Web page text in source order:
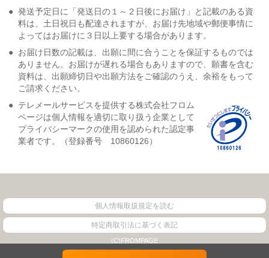
● 発送予定日に「発送日の１～２日後にお届け」と記載のある資
料は、土日祝日も配達されますが、お届け先地域や郵便事情に
よってはお届けに３日以上要する場合があります。
● お届け日数の記載は、出願に間に合うことを保証するものでは
ありません。お届けが遅れる場合もありますので、願書を含む
資料は、出願締切日や出願方法をご確認のうえ、余裕をもって
ご請求ください。
● テレメールサービスを提供する株式会社フロム
ページは個人情報を適切に取り扱う企業として
プライバシーマークの使用を認められた認定事
業者です。（登録番号 10860126）
個人情報取扱規定を読む
特定商取引法に基づく表記
(C)FROMPAGE